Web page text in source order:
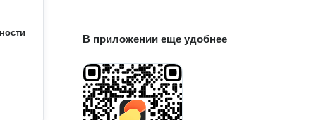
В приложении еще удобнее